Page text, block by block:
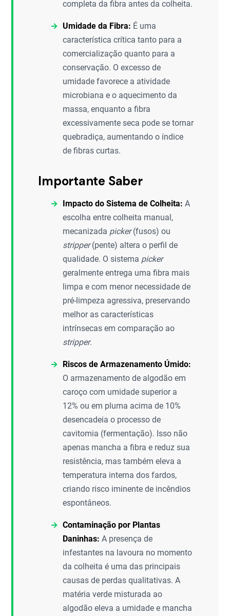
completa da fibra antes da colheita.
Umidade da Fibra: É uma
característica crítica tanto para a
comercialização quanto para a
conservação. O excesso de
umidade favorece a atividade
microbiana e o aquecimento da
massa, enquanto a fibra
excessivamente seca pode se tornar
quebradiça, aumentando o índice
de fibras curtas.
Importante Saber
Impacto do Sistema de Colheita: A
escolha entre colheita manual,
mecanizada picker(fusos) ou
stripper(pente) altera o perfil de
qualidade. O sistema picker
geralmente entrega uma fibra mais
limpa e com menor necessidade de
pré-limpeza agressiva, preservando
melhor as características
intrínsecas em comparação ao
stripper.
Riscos de Armazenamento Úmido:
O armazenamento de algodão em
caroço com umidade superior a
12% ou em pluma acima de 10%
desencadeia o processo de
cavitomia (fermentação). Isso não
apenas mancha a fibra e reduz sua
resistência, mas também eleva a
temperatura interna dos fardos,
criando risco iminente de incêndios
espontâneos.
Contaminação por Plantas
Daninhas: A presença de
infestantes na lavoura no momento
da colheita é uma das principais
causas de perdas qualitativas. A
matéria verde misturada ao
algodão eleva a umidade e mancha